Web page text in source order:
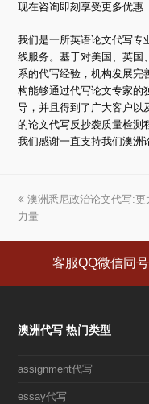
现在咨询即刻享受更多优惠
我们是一所英语论文代写专
线服务。基于对美国、英国
系的代写经验，机构发展完
构能够通过代写论文专家的
导，并且得到了广大客户以
的论文代写反抄袭质量检测
我们感谢一直支持我们澳洲
上
一
澳洲悉尼政治论文代写:更
力量
客服QQ微信同
澳洲代写 热门类型
assignment代写
essay代写